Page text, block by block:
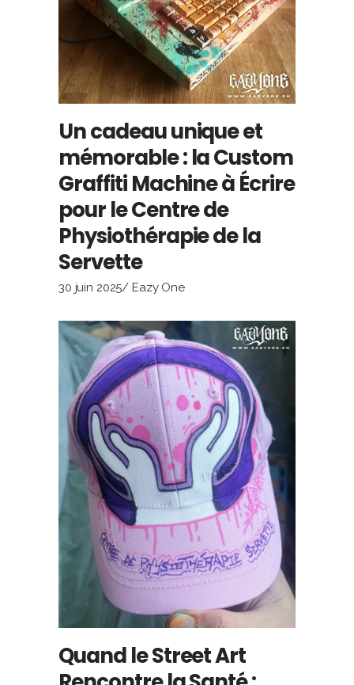
Un cadeau unique et
mémorable : la Custom
Graffiti Machine à Écrire
pour le Centre de
Physiothérapie de la
Servette
30 juin 2025 Eazy One
Quand le Street Art